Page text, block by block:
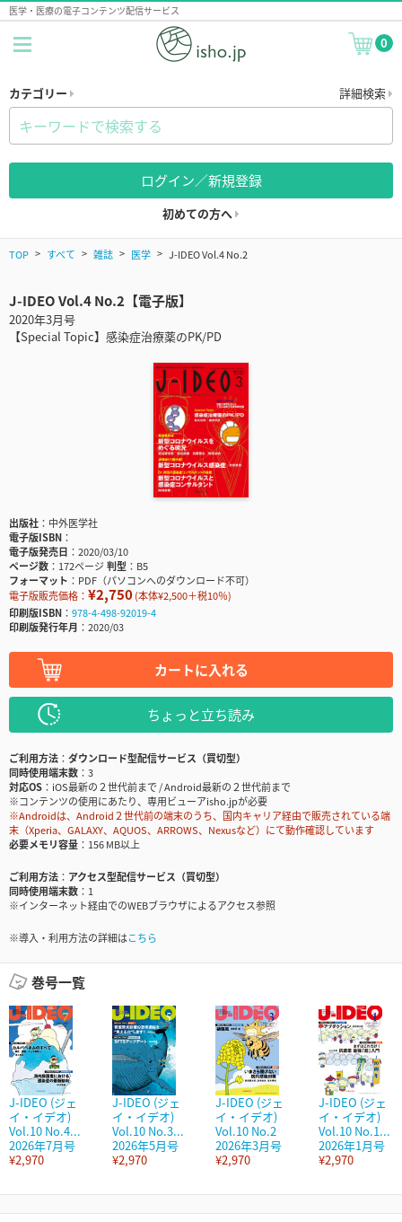
医学・医療の電子コンテンツ配信サービス
0
カテゴリー 詳細検索
ログイン／新規登録
初めての方へ
TOP すべて 雑誌 医学 J-IDEO Vol.4 No.2
J-IDEO Vol.4 No.2【電子版】
2020年3月号
【Special Topic】感染症治療薬のPK/PD
出版社
中外医学社
電子版ISBN
電子版発売日
2020/03/10
ページ数
172ページ判型
B5
フォーマット
PDF（パソコンへのダウンロード不可）
電子版販売価格： ¥2,750(本体¥2,500＋税10％)
印刷版ISBN
978-4-498-92019-4
印刷版発行年月
2020/03
カートに入れる
ちょっと立ち読み
ご利用方法
ダウンロード型配信サービス（買切型）
同時使用端末数
3
対応OS
iOS最新の２世代前まで / Android最新の２世代前まで
※コンテンツの使用にあたり、専用ビューアisho.jpが必要
※Androidは、Android２世代前の端末のうち、国内キャリア経由で販売されている端
末（Xperia、GALAXY、AQUOS、ARROWS、Nexusなど）にて動作確認しています
必要メモリ容量
156 MB以上
ご利用方法
アクセス型配信サービス（買切型）
同時使用端末数
1
※インターネット経由でのWEBブラウザによるアクセス参照
※導入・利用方法の詳細はこちら
巻号一覧
J-IDEO (ジェ
イ・イデオ)
Vol.10 No.4...
2026年7月号
¥2,970
J-IDEO (ジェ
イ・イデオ)
Vol.10 No.3...
2026年5月号
¥2,970
J-IDEO (ジェ
イ・イデオ)
Vol.10 No.2
2026年3月号
¥2,970
J-IDEO (ジェ
イ・イデオ)
Vol.10 No.1...
2026年1月号
¥2,970